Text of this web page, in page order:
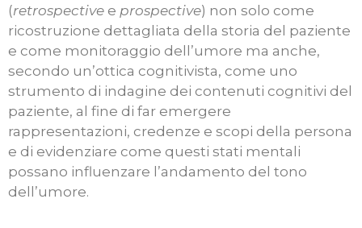
(retrospective e prospective) non solo come
ricostruzione dettagliata della storia del paziente
e come monitoraggio dell’umore ma anche,
secondo un’ottica cognitivista, come uno
strumento di indagine dei contenuti cognitivi del
paziente, al fine di far emergere
rappresentazioni, credenze e scopi della persona
e di evidenziare come questi stati mentali
possano influenzare l’andamento del tono
dell’umore.